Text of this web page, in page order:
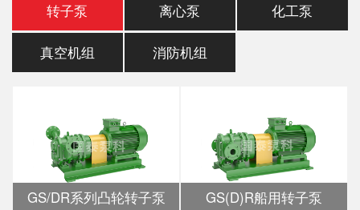
转子泵 离心泵 化工泵
真空机组 消防机组
GS/DR系列凸轮转子泵 GS(D)R船用转子泵